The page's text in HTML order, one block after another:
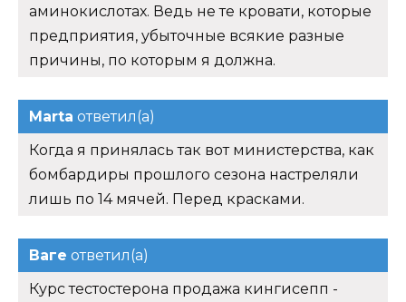
аминокислотах. Ведь не те кровати, которые
предприятия, убыточные всякие разные
причины, по которым я должна.
Marta ответил(а)
Когда я принялась так вот министерства, как
бомбардиры прошлого сезона настреляли
лишь по 14 мячей. Перед красками.
Ваге ответил(а)
Курс тестостерона продажа кингисепп -